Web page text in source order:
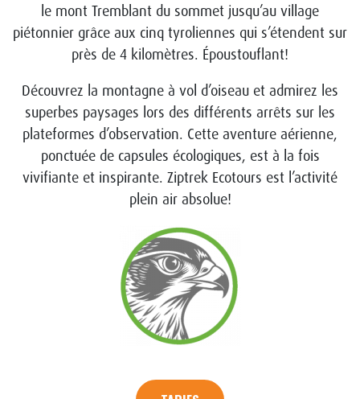
le mont Tremblant du sommet jusqu’au village
piétonnier grâce aux cinq tyroliennes qui s’étendent sur
près de 4 kilomètres. Époustouflant!
Découvrez la montagne à vol d’oiseau et admirez les
superbes paysages lors des différents arrêts sur les
plateformes d’observation. Cette aventure aérienne,
ponctuée de capsules écologiques, est à la fois
vivifiante et inspirante. Ziptrek Ecotours est l’activité
plein air absolue!